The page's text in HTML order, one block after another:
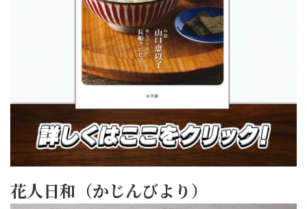
花人日和（かじんびより）